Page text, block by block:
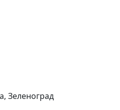
Зеленоград